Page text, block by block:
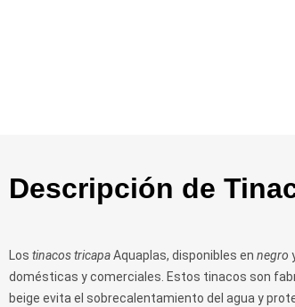
Descripción de
Los tinacos tricapaAquaplas, disponibles en negro
domésticas y comerciales. Estos tinacos son
beige evita el sobrecalentamiento del agua y